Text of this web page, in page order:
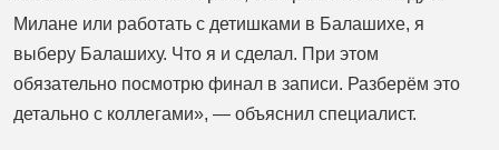
Милане или работать с детишками в Балашихе, я
выберу Балашиху. Что я и сделал. При этом
обязательно посмотрю финал в записи. Разберём это
детально с коллегами», — объяснил специалист.